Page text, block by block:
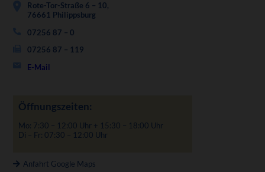
Rote-Tor-Straße 6 – 10,
76661 Philippsburg
07256 87 – 0
07256 87 – 119
E-Mail
Öffnungszeiten:
Mo: 7:30 – 12:00 Uhr + 15:30 – 18:00 Uhr
Di – Fr: 07:30 – 12:00 Uhr
Anfahrt Google Maps